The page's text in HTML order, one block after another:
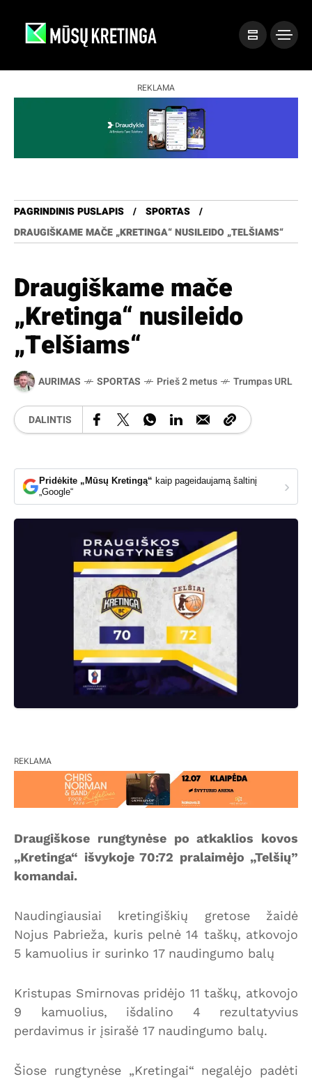
REKLAMA
PAGRINDINIS PUSLAPIS
SPORTAS
DRAUGIŠKAME MAČE „KRETINGA“ NUSILEIDO „TELŠIAMS“
Draugiškame mače
„Kretinga“ nusileido
„Telšiams“
AURIMAS SPORTAS Prieš 2 metus Trumpas URL
DALINTIS
Pridėkite „Mūsų Kretingą“ kaip pageidaujamą šaltinį
„Google“
›
REKLAMA
Draugiškose rungtynėse po atkaklios kovos
„Kretinga“ išvykoje 70:72 pralaimėjo „Telšių”
komandai.
Naudingiausiai kretingiškių gretose žaidė
Nojus Pabrieža, kuris pelnė 14 taškų, atkovojo
5 kamuolius ir surinko 17 naudingumo balų
Kristupas Smirnovas pridėjo 11 taškų, atkovojo
9 kamuolius, išdalino 4 rezultatyvius
perdavimus ir įsirašė 17 naudingumo balų.
Šiose rungtynėse „Kretingai“ negalėjo padėti